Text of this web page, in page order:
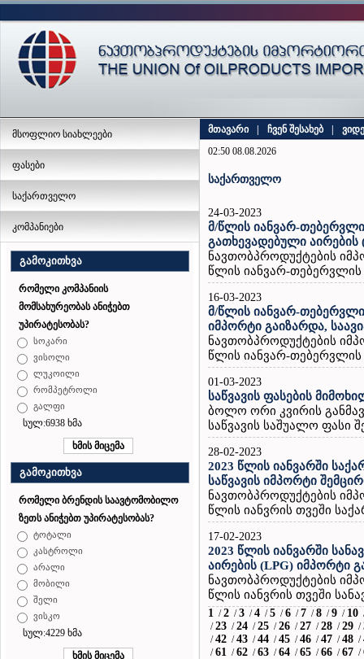
მსოფლიო სიახლეები
ფასები
საქართველო
კომპანიები
გამოკითხვა
რომელი კომპანიის
მომსახურეობას ანიჭებთ
უპირატესობას?
სოკარი
ვისოლი
ლუკოილი
რომპეტროლი
გალფი
სულ:6938 ხმა
გამოკითხვა
რომელი ბრენდის საავტომობილო
ზეთს ანიჭებთ უპირატესობას?
ტოტალი
კასტროლი
არალი
მობილი
შელი
ვისკო
სულ:4229 ხმა
მთავარი ჩვენ შესახებ
02:50 08.08.2026
საქართველო
24-03-2023
მ/წლის იანვარ-
გათხევადებული აირების
ნავთობპროდუქტების
წლის იანვარ-თებერვლის
16-03-2023
მ/წლის იანვარ-
იმპორტი გაიზარდა,
ნავთობპროდუქტების
წლის იანვარ-თებერვლის
01-03-2023
საწვავის ფასების
ბოლო ორი კვირის
საწვავის საშუალო ფასი
28-02-2023
2023 წლის იანვარში
საწვავის იმპორტი
ნავთობპროდუქტების
წლის იანვრის თვეში
17-02-2023
2023 წლის იანვარში
აირების (LPG) იმპორტი
ნავთობპროდუქტების
წლის იანვრის თვეში
1 / 2 / 3 / 4 / 5 / 6 / 7 / 8 / 9 / 10
/ 23 / 24 / 25 / 26 / 27 / 28 / 29 /
/ 42 / 43 / 44 / 45 / 46 / 47 / 48 /
/ 61 / 62 / 63 / 64 / 65 / 66 / 67 /